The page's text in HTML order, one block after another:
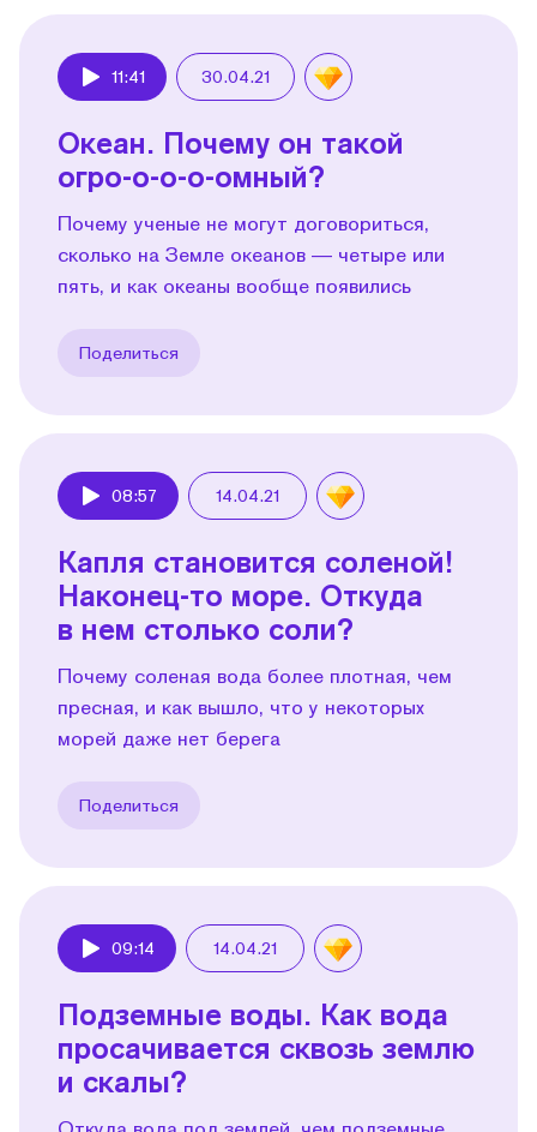
11:41 30.04.21
Океан. Почему он такой
огро-о-о-о-омный?
Почему ученые не могут договориться,
сколько на Земле океанов — четыре или
пять, и как океаны вообще появились
Поделиться
08:57 14.04.21
Капля становится соленой!
Наконец-то море. Откуда
в нем столько соли?
Почему соленая вода более плотная, чем
пресная, и как вышло, что у некоторых
морей даже нет берега
Поделиться
09:14 14.04.21
Подземные воды. Как вода
просачивается сквозь землю
и скалы?
Откуда вода под землей, чем подземные